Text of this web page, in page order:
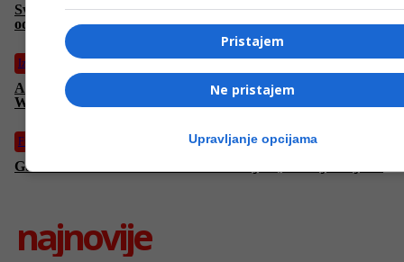
Sve je spremno za duel Zrinjskog u Ligi prvaka: Treneri
odabrali sastave
Izdvojeno
Alcaraz briljantno nadigrao Norrieja i plasirao se u četvrtfinale
Wimbledona
Fudbal
Guliashvili: Fokusiran sam na FK Sarajevo, titula je moj san
najnovije
Pristajem
Ne pristajem
Upravljanje opcijama